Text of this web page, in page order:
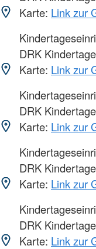
Karte: Link zur
DRK
Karte: Link zur
DRK
Karte: Link zur
DRK
Karte: Link zur
DRK
Karte: Link zur